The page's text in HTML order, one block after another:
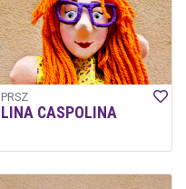
PRSZ
LINA CASPOLINA